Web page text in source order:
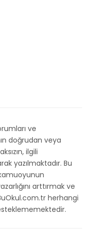
ve
doğrudan veya
ilgili
yazılmaktadır. Bu
arttırmak ve
herhangi